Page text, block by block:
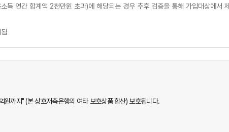
연간 합계액 2천만원 초과)에 해당되는 경우 추후 검증을 통해 가입대상에서
까지" (본 상호저축은행의 여타 보호상품 합산) 보호됩니다.